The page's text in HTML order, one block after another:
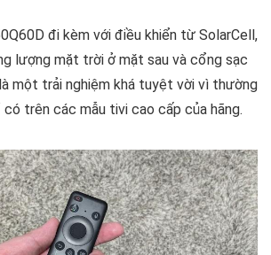
đi kèm với điều khiển từ SolarCell,
lượng mặt trời ở mặt sau và cổng sạc
một trải nghiệm khá tuyệt vời vì thường
trên các mẫu tivi cao cấp của hãng.